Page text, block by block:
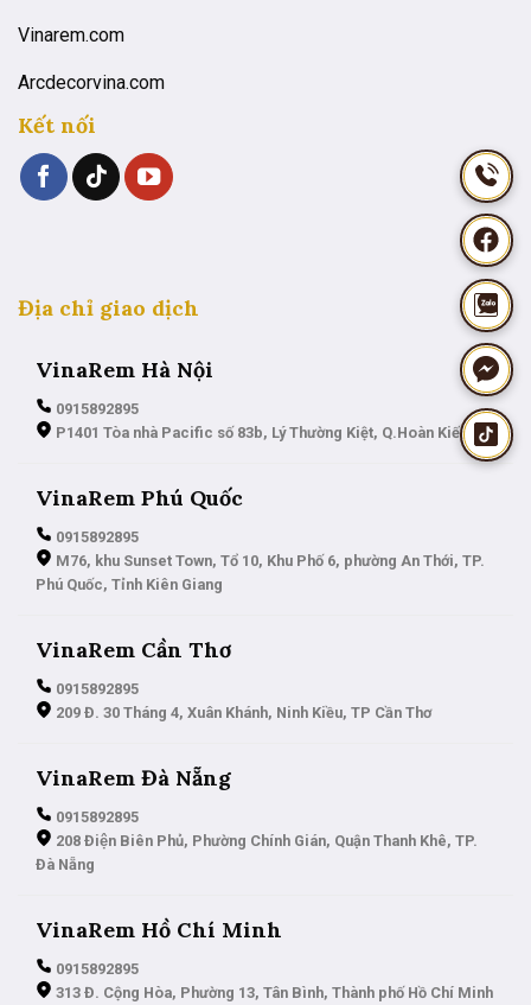
Vinarem.com
Arcdecorvina.com
Kết nối
Địa chỉ giao dịch
VinaRem Hà Nội
0915892895
P1401 Tòa nhà Pacific số 83b, Lý Thường Kiệt, Q.Hoàn Kiếm
VinaRem Phú Quốc
0915892895
M76, khu Sunset Town, Tổ 10, Khu Phố 6, phường An Thới, TP.
Phú Quốc, Tỉnh Kiên Giang
VinaRem Cần Thơ
0915892895
209 Đ. 30 Tháng 4, Xuân Khánh, Ninh Kiều, TP Cần Thơ
VinaRem Đà Nẵng
0915892895
208 Điện Biên Phủ, Phường Chính Gián, Quận Thanh Khê, TP.
Đà Nẵng
VinaRem Hồ Chí Minh
0915892895
313 Đ. Cộng Hòa, Phường 13, Tân Bình, Thành phố Hồ Chí Minh